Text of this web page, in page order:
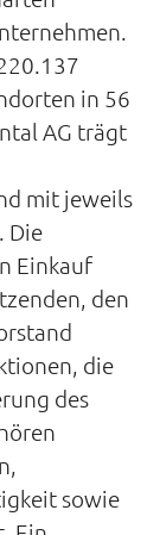
in 56
AG trägt
mit jeweils
Die
Einkauf
den
die
des
sowie